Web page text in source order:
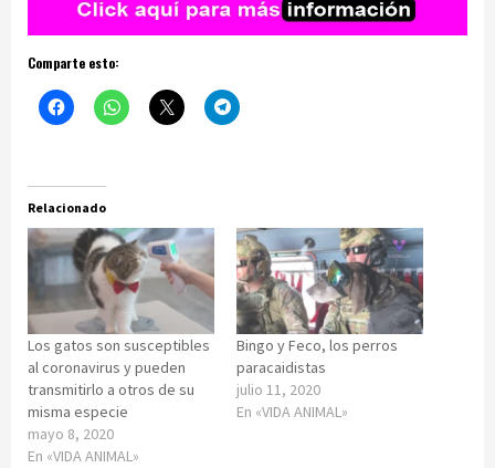
Comparte esto:
Relacionado
Los gatos son susceptibles
al coronavirus y pueden
transmitirlo a otros de su
misma especie
mayo 8, 2020
En «VIDA ANIMAL»
Bingo y Feco, los perros
paracaidistas
julio 11, 2020
En «VIDA ANIMAL»